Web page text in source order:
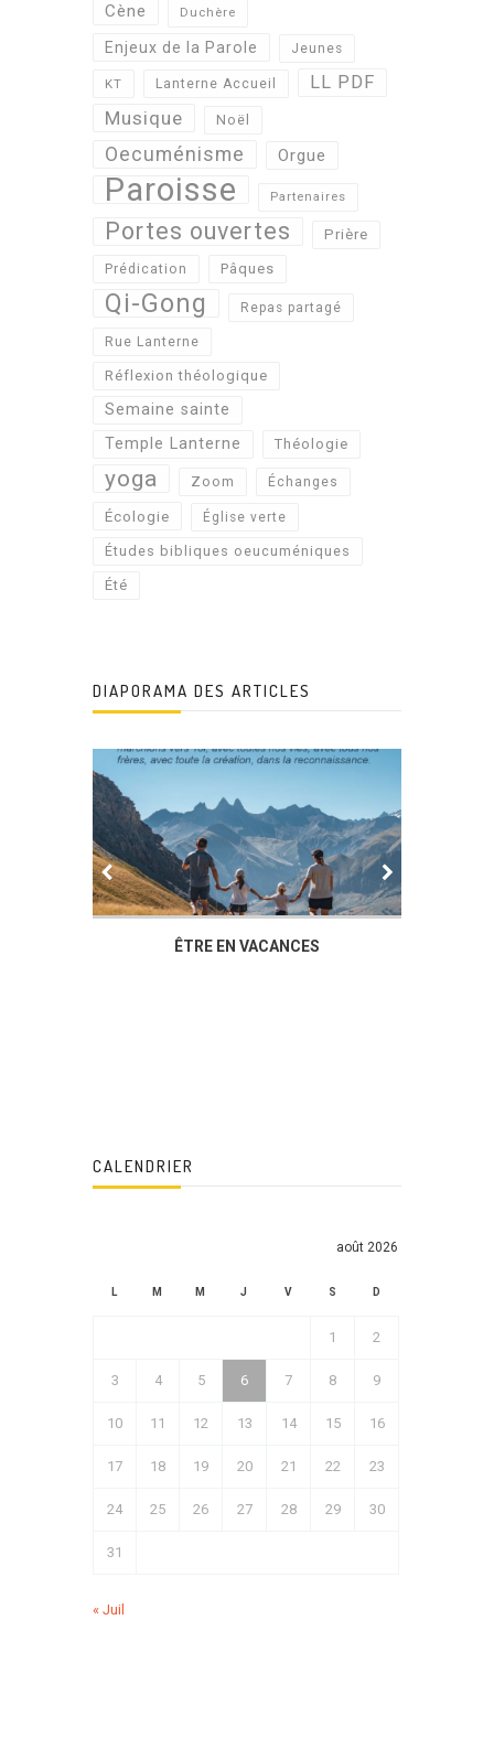
Cène Duchère
Enjeux de la Parole Jeunes
KT Lanterne Accueil LL PDF
Musique Noël
Oecuménisme Orgue
Paroisse Partenaires
Portes ouvertes Prière
Prédication Pâques
Qi-Gong Repas partagé
Rue Lanterne
Réflexion théologique
Semaine sainte
Temple Lanterne
Théologie
yoga Zoom Échanges
Écologie Église verte
Études bibliques oeucuméniques
Été
DIAPORAMA DES ARTICLES
ÊTRE EN VACANCES
CALENDRIER
août 2026
L M M J V S D
1 2
3 4 5 6 7 8 9
10 11 12 13 14 15 16
17 18 19 20 21 22 23
24 25 26 27 28 29 30
31
« Juil